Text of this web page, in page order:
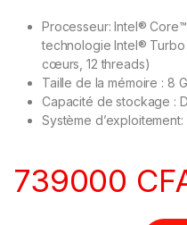
Processeur: Intel®
technologie Intel® Turbo
cœurs, 12threads)
Taille de la mémoire : 8
Capacité de stockage :
Système d’exploitement:
739000